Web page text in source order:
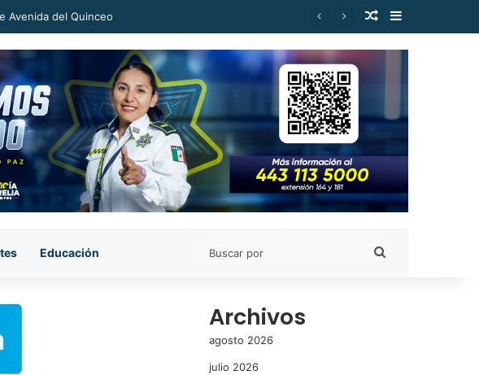
Manzo Publicación al
Barra lateral
Educación
Archivos
agosto 2026
julio 2026